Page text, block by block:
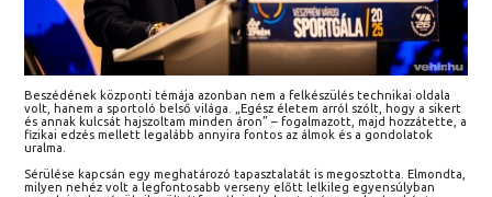
Beszédének központi témája azonban nem a felkészülés technikai oldala
volt, hanem a sportoló belső világa. „Egész életem arról szólt, hogy a sikert
és annak kulcsát hajszoltam minden áron” – fogalmazott, majd hozzátette, a
fizikai edzés mellett legalább annyira fontos az álmok és a gondolatok
uralma.
Sérülése kapcsán egy meghatározó tapasztalatát is megosztotta. Elmondta,
milyen nehéz volt a legfontosabb verseny előtt lelkileg egyensúlyban